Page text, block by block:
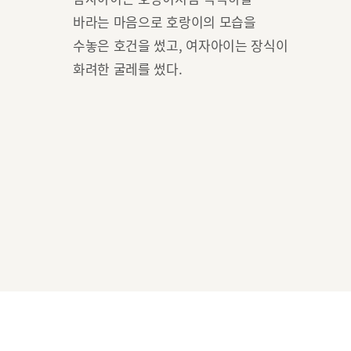
바라는 마음으로 호랑이의 모습을
수놓은 호건을 썼고, 여자아이는 장식이
화려한 굴레를 썼다.